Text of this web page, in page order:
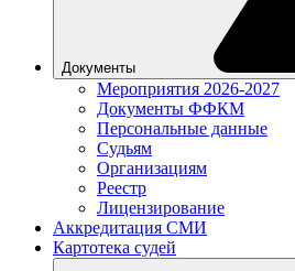
Документы
Мероприятия 2026-2027
Документы ФФКМ
Персональные данные
Судьям
Организациям
Реестр
Лицензирование
Аккредитация СМИ
Картотека судей